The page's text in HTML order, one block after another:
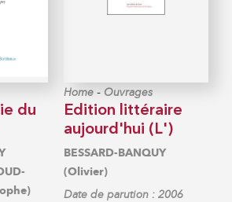
du
Home - Ouvrages
Edition littéraire
aujourd'hui (L')
BESSARD-BANQUY
(Olivier)
Date de parution : 2006